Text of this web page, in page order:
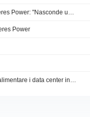
Il venditore allo scoperto Grizzly Research accusa Ceres Power: "Nasconde un modello di business fallace"
Power
Le azioni di Ceres Power volano dopo l'accordo per alimentare i data center in Cina